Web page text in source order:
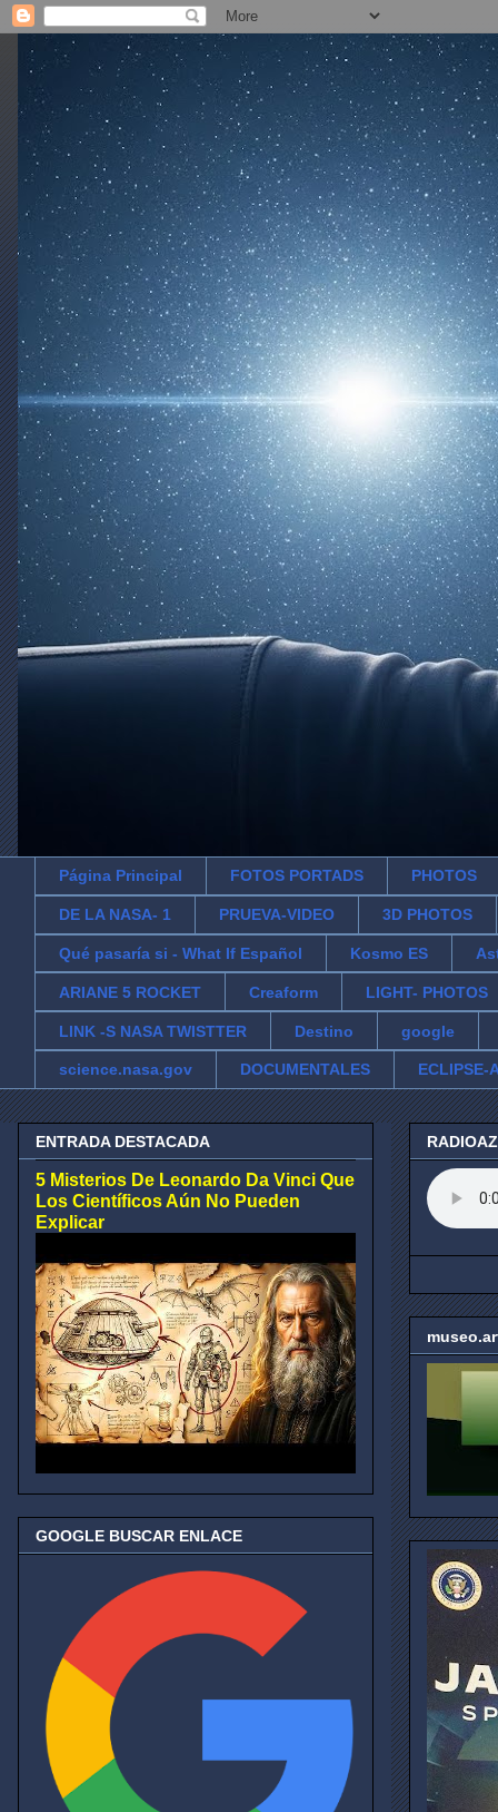
Página Principal FOTOS PORTADS PHOTOS
DE LA NASA- 1 PRUEVA-VIDEO 3D PHOTOS
Qué pasaría si - What If Español Kosmo ES
ARIANE 5 ROCKET Creaform LIGHT- PHOTOS
LINK -S NASA TWISTTER Destino google
science.nasa.gov DOCUMENTALES ECLIPSE-
ENTRADA DESTACADA
5 Misterios De Leonardo Da Vinci Que
Los Científicos Aún No Pueden
Explicar
GOOGLE BUSCAR ENLACE